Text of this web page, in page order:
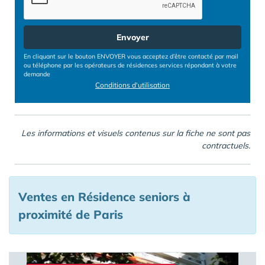
Envoyer
En cliquant sur le bouton ENVOYER vous acceptez d’être contacté par mail
ou téléphone par les opérateurs de résidences services répondant à votre
demande
Conditions d'utilisation
Les informations et visuels contenus sur la fiche ne sont pas
contractuels.
Ventes en Résidence seniors à
proximité de Paris